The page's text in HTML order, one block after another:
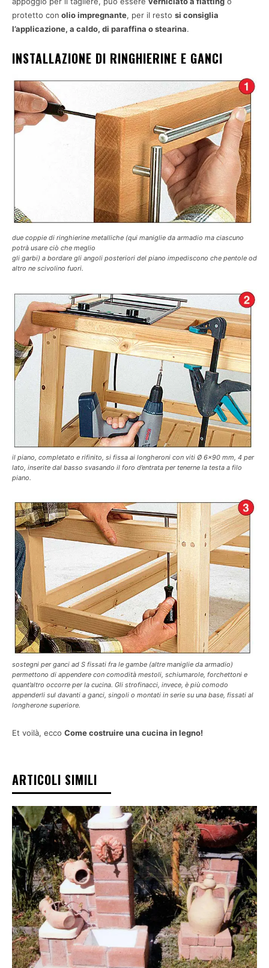
protetto con olio impregnante, per il resto si consiglia
l’applicazione, a caldo, di paraffina o stearina.
INSTALLAZIONE DI RINGHIERINE E GANCI
due coppie di ringhierine metalliche (qui maniglie da armadio ma ciascuno
potrà usare ciò che meglio
gli garbi) a bordare gli angoli posteriori del piano impediscono che pentole od
altro ne scivolino fuori.
il piano, completato e rifinito, si fissa ai longheroni con viti Ø 6×90 mm, 4 per
lato, inserite dal basso svasando il foro d’entrata per tenerne la testa a filo
piano.
sostegni per ganci ad S fissati fra le gambe (altre maniglie da armadio)
permettono di appendere con comodità mestoli, schiumarole, forchettoni e
quant’altro occorre per la cucina. Gli strofinacci, invece, è più comodo
appenderli sul davanti a ganci, singoli o montati in serie su una base, fissati al
longherone superiore.
Et voilà, ecco Come costruire una cucina in legno!
ARTICOLI SIMILI